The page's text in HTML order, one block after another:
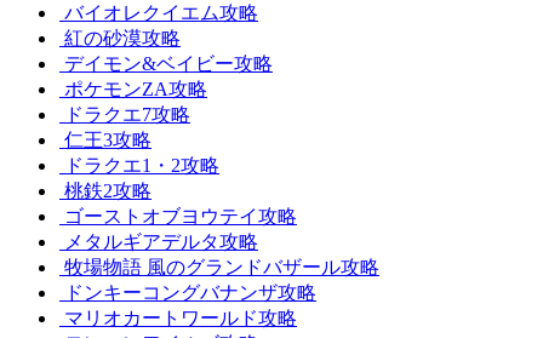
バイオレクイエム攻略
紅の砂漠攻略
デイモン&ベイビー攻略
ポケモンZA攻略
ドラクエ7攻略
仁王3攻略
ドラクエ1・2攻略
桃鉄2攻略
ゴーストオブヨウテイ攻略
メタルギアデルタ攻略
牧場物語 風のグランドバザール攻略
ドンキーコングバナンザ攻略
マリオカートワールド攻略